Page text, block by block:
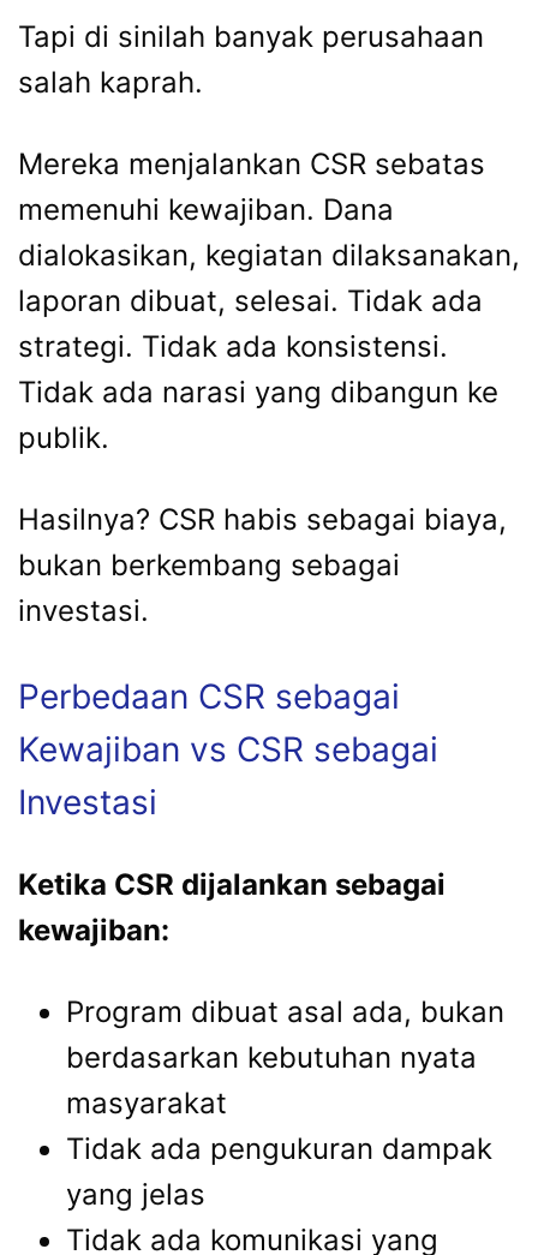
Tapi di sinilah banyak perusahaan
salah kaprah.
Mereka menjalankan CSR sebatas
memenuhi kewajiban. Dana
dialokasikan, kegiatan dilaksanakan,
laporan dibuat, selesai. Tidak ada
strategi. Tidak ada konsistensi.
Tidak ada narasi yang dibangun ke
publik.
Hasilnya? CSR habis sebagai biaya,
bukan berkembang sebagai
investasi.
Perbedaan CSR sebagai
Kewajiban vs CSR sebagai
Investasi
Ketika CSR dijalankan sebagai
kewajiban:
Program dibuat asal ada, bukan
berdasarkan kebutuhan nyata
masyarakat
Tidak ada pengukuran dampak
yang jelas
Tidak ada komunikasi yang